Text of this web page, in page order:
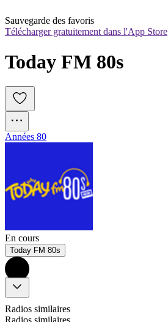
Sauvegarde des favoris
Télécharger gratuitement dans l'App Store
Today FM 80s
Années 80
En cours
Today FM 80s
Radios similaires
Radios similaires